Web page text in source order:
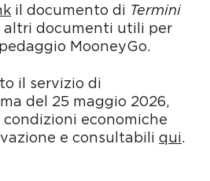
C di Milano
il documento di Termini
documenti utili per
MooneyGo.
il servizio di
del 25 maggio 2026,
economiche
e consultabili qui.